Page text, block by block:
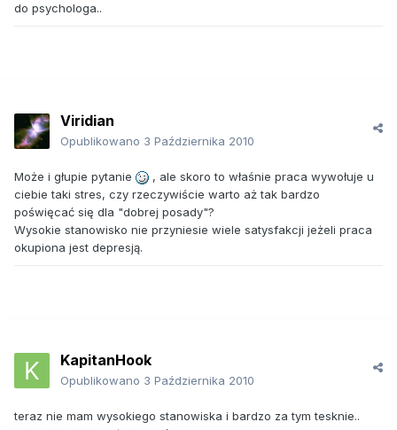
do psychologa..
Viridian
Opublikowano 3 Października 2010
Może i głupie pytanie
, ale skoro to właśnie praca wywołuje u
ciebie taki stres, czy rzeczywiście warto aż tak bardzo
poświęcać się dla "dobrej posady"?
Wysokie stanowisko nie przyniesie wiele satysfakcji jeżeli praca
okupiona jest depresją.
KapitanHook
Opublikowano 3 Października 2010
teraz nie mam wysokiego stanowiska i bardzo za tym tesknie..